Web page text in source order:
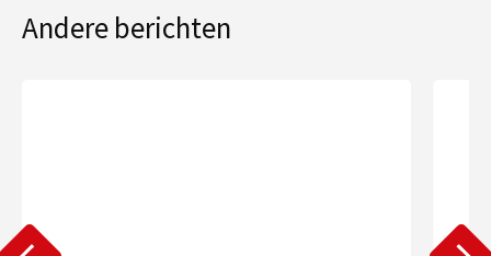
Andere berichten